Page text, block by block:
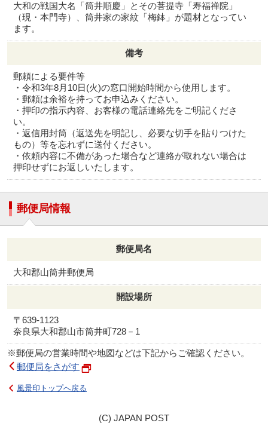
大和の戦国大名「筒井順慶」とその菩提寺「寿福禅院」
（現・本門寺）、筒井家の家紋「梅鉢」が題材となってい
ます。
備考
郵頼による要件等
・令和3年8月10日(火)の窓口開始時間から使用します。
・郵頼は余裕を持ってお申込みください。
・押印の指示内容、お客様の電話連絡先をご明記くださ
い。
・返信用封筒（返送先を明記し、必要な切手を貼りつけた
もの）等を忘れずに送付ください。
・依頼内容に不備があった場合など連絡が取れない場合は
押印せずにお返しいたします。
郵便局情報
郵便局名
大和郡山筒井郵便局
開設場所
〒639-1123
奈良県大和郡山市筒井町728－1
※郵便局の営業時間や地図などは下記からご確認ください。
郵便局をさがす
風景印トップへ戻る
(C) JAPAN POST